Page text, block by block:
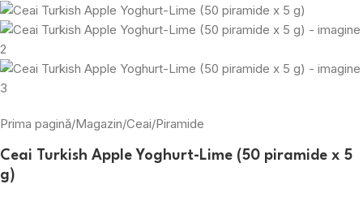
Prima pagină/Magazin/Ceai/Piramide
Ceai Turkish Apple Yoghurt-Lime (50 piramide x 5
g)